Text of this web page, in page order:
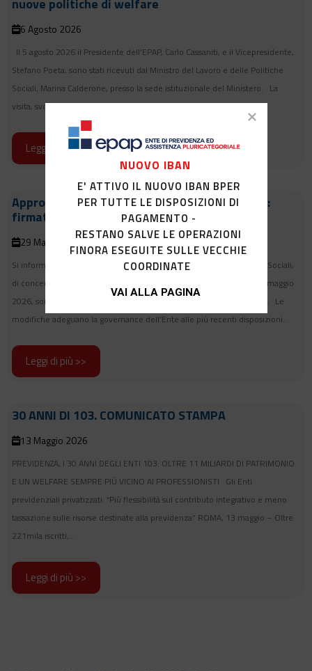
nuove politiche di welfare
6 Agosto 2026
Il 5 agosto 2026 il Presidente dell’EPAP, Carlo Cassaniti, e il Vicepresidente,
Stefano Poeta, sono stati ricevuti dal Ministro del Lavoro e delle Politiche
Sociali, Marina Calderone, presso la sede istituzionale del Ministero. La
visita, svoltasi in un clima di cordialità e di proficuo confronto...
Leggi di più >>
Approvate le modifiche allo Statuto dell’Ente:
firmato il decreto interministeriale
29 Maggio 2026
Si informa che, con decreto del Ministro del Lavoro e delle Politiche Sociali,
di concerto con il Ministro dell’Economia e delle Finanze, in data 26 maggio
2026, sono state approvate le modifiche allo Statuto del nostro Ente. Le
modifiche adeguano la governance dell’Ente alle più recenti disposizioni...
Leggi di più >>
30 ANNI DI 103. COMUNICATO STAMPA
13 Maggio 2026
PREVIDENZA, I 30 ANNI DEGLI ENTI 103: OLTRE 11 MILIARDI DI PATRIMONIO
E UN WELFARE SEMPRE PIÙ VICINO AI PROFESSIONISTI Gli Enti
previdenziali privatizzati: “Più flessibilità sul contributo integrativo e meno
tassazione sulle risorse destinate alla previdenza” ROMA, 13 maggio – Oltre
221mila iscritti,...
Leggi di più >>
NUOVO IBAN
E' ATTIVO IL NUOVO IBAN BPER
PER TUTTE LE DISPOSIZIONI DI
PAGAMENTO -
RESTANO SALVE LE OPERAZIONI
FINORA ESEGUITE SULLE VECCHIE
COORDINATE
VAI ALLA PAGINA